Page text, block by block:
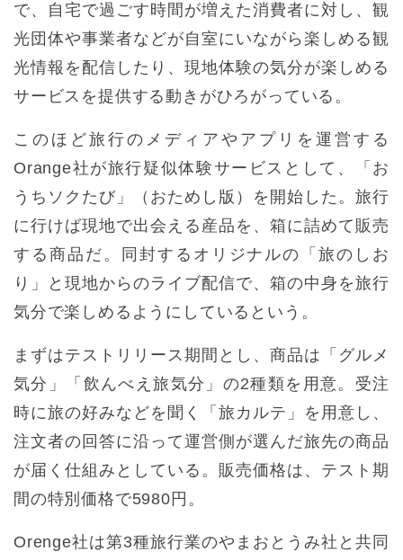
で、自宅で過ごす時間が増えた消費者に対し、観
光団体や事業者などが自室にいながら楽しめる観
光情報を配信したり、現地体験の気分が楽しめる
サービスを提供する動きがひろがっている。
このほど旅行のメディアやアプリを運営する
Orange社が旅行疑似体験サービスとして、「お
うちソクたび」（おためし版）を開始した。旅行
に行けば現地で出会える産品を、箱に詰めて販売
する商品だ。同封するオリジナルの「旅のしお
り」と現地からのライブ配信で、箱の中身を旅行
気分で楽しめるようにしているという。
まずはテストリリース期間とし、商品は「グルメ
気分」「飲んべえ旅気分」の2種類を用意。受注
時に旅の好みなどを聞く「旅カルテ」を用意し、
注文者の回答に沿って運営側が選んだ旅先の商品
が届く仕組みとしている。販売価格は、テスト期
間の特別価格で5980円。
Orenge社は第3種旅行業のやまおとうみ社と共同